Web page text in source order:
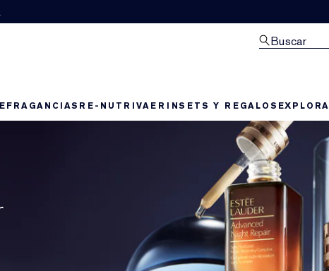
Buscar
FRAGANCIAS RE-NUTRIVAERINSETS Y REGALOS EXPLORA